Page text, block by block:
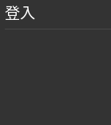
登入